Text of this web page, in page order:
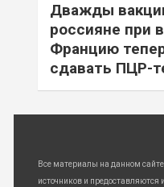
Дважды
россияне при
Францию
сдавать ПЦР-
Все материалы на данном
источников и предоставляются